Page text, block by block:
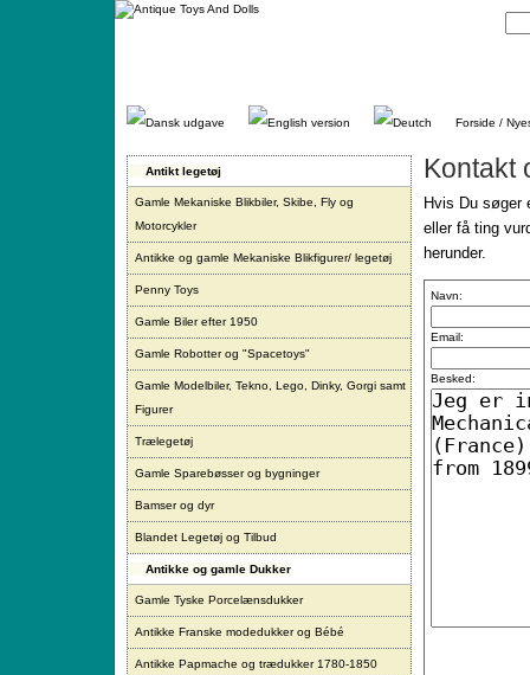
Gå
Forside /
Antikt legetøj
Gamle Mekaniske Blikbiler, Skibe, Fly og
Motorcykler
Antikke og gamle Mekaniske Blikfigurer/ legetøj
Penny Toys
Gamle Biler efter 1950
Gamle Robotter og "Spacetoys"
Gamle Modelbiler, Tekno, Lego, Dinky, Gorgi samt
Figurer
Trælegetøj
Gamle Sparebøsser og bygninger
Bamser og dyr
Blandet Legetøj og Tilbud
Antikke og gamle Dukker
Gamle Tyske Porcelænsdukker
Antikke Franske modedukker og Bébé
Antikke Papmache og trædukker 1780-1850
Kontakt
Hvis Du
eller få ting
herunder.
Navn:
Email:
Besked: